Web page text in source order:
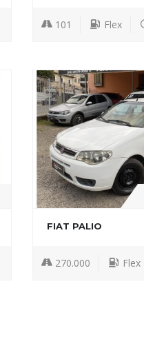
101 Flex
FIAT PALIO
270.000 Flex